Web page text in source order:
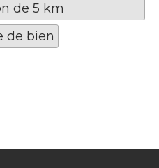
de 5 km
de bien